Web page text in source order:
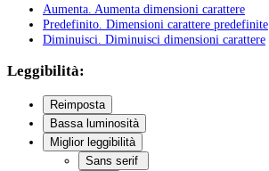
Aumenta . Aumenta dimensioni carattere
Predefinito . Dimensioni carattere predefinite
Diminuisci . Diminuisci dimensioni carattere
Leggibilità:
Reimposta
Bassa luminosità
Miglior leggibilità
Sans serif